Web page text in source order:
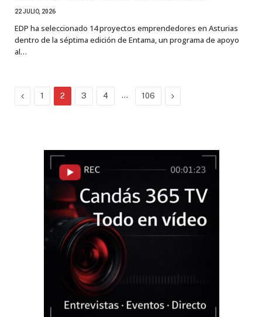
22 JULIO, 2026
EDP ha seleccionado 14 proyectos emprendedores en Asturias
dentro de la séptima edición de Entama, un programa de apoyo
al…
Previous
1 2 3 4 … 106 Next